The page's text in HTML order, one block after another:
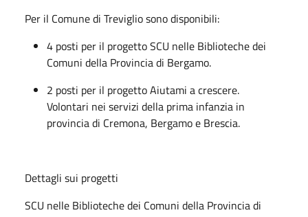
Per il Comune di Treviglio sono disponibili:
4 posti per il progetto SCU nelle Biblioteche dei
Comuni della Provincia di Bergamo.
2 posti per il progetto Aiutami a crescere.
Volontari nei servizi della prima infanzia in
provincia di Cremona, Bergamo e Brescia.
Dettagli sui progetti
SCU nelle Biblioteche dei Comuni della Provincia di